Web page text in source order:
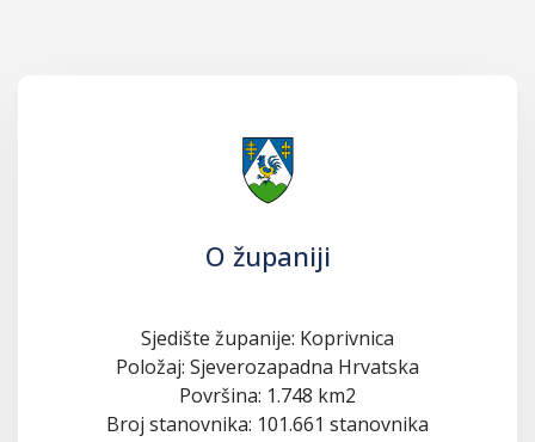
O županiji
Sjedište županije: Koprivnica
Položaj: Sjeverozapadna Hrvatska
Površina: 1.748 km2
Broj stanovnika: 101.661 stanovnika